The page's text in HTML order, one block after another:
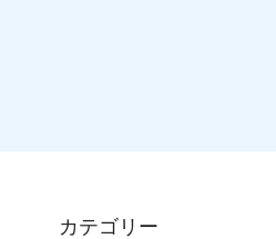
カテゴリー